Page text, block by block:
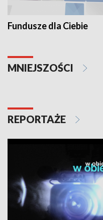
Fundusze dla Ciebie
MNIEJSZOŚCI
REPORTAŻE